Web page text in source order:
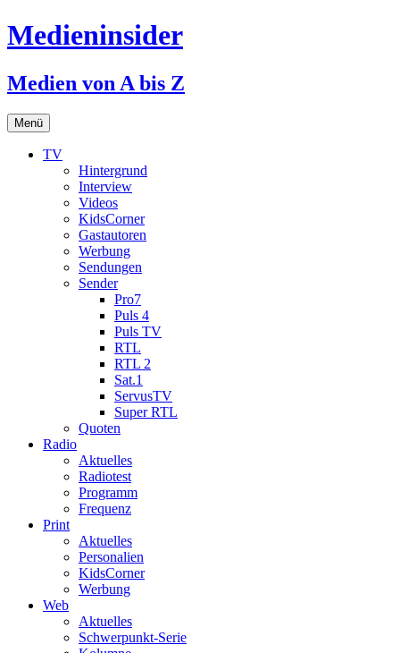
Medieninsider
Medien von A bis Z
Menü Zum
Inhalt
springen
TV
Hintergrund
Interview
Videos
KidsCorner
Gastautoren
Werbung
Sendungen
Sender
Pro7
Puls 4
Puls TV
RTL
RTL 2
Sat.1
ServusTV
Super RTL
Quoten
Radio
Aktuelles
Radiotest
Programm
Frequenz
Print
Aktuelles
Personalien
KidsCorner
Werbung
Web
Aktuelles
Schwerpunkt-Serie